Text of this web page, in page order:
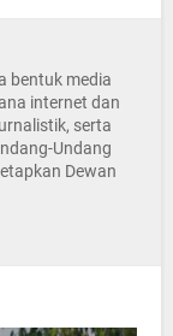
bentuk media
internet dan
serta
Undang
Dewan